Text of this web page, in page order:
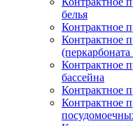
белья
Контрактное
Контрактное
Контрактное
бассейна
Контрактное
Контрактное